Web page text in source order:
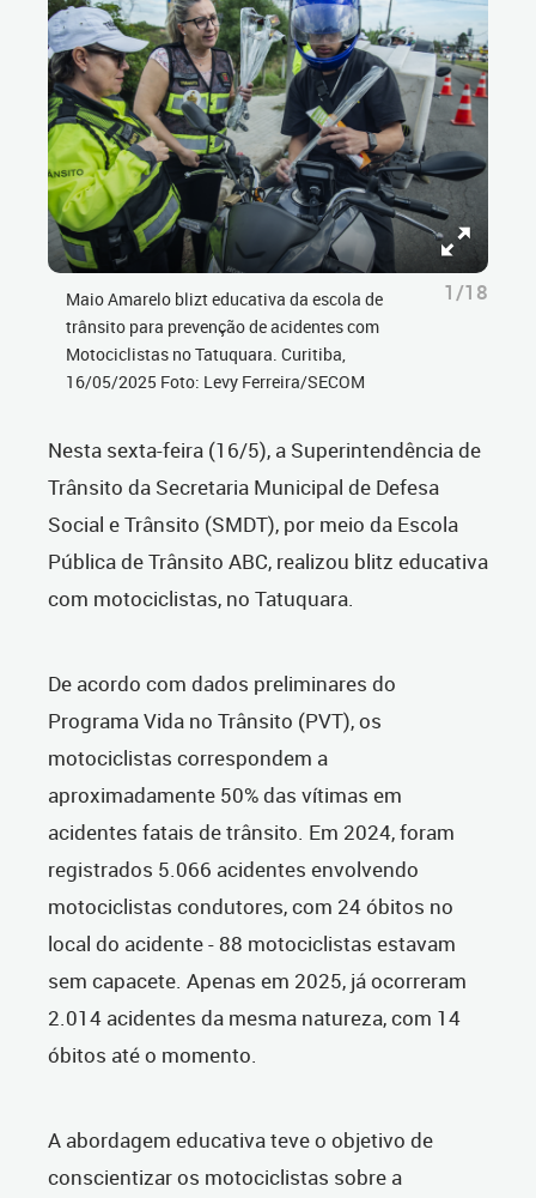
Maio Amarelo blizt educativa da escola de
trânsito para prevenção de acidentes com
Motociclistas no Tatuquara. Curitiba,
16/05/2025 Foto: Levy Ferreira/SECOM
1/18
Nesta sexta-feira (16/5), a Superintendência de
Trânsito da Secretaria Municipal de Defesa
Social e Trânsito (SMDT), por meio da Escola
Pública de Trânsito ABC, realizou blitz educativa
com motociclistas, no Tatuquara.
De acordo com dados preliminares do
Programa Vida no Trânsito (PVT), os
motociclistas correspondem a
aproximadamente 50% das vítimas em
acidentes fatais de trânsito. Em 2024, foram
registrados 5.066 acidentes envolvendo
motociclistas condutores, com 24 óbitos no
local do acidente- 88 motociclistas estavam
sem capacete. Apenas em 2025, já ocorreram
2.014 acidentes da mesma natureza, com 14
óbitos até o momento.
A abordagem educativa teve o objetivo de
conscientizar os motociclistas sobre a